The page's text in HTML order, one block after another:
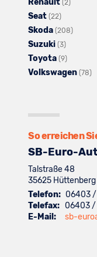
Omoda
von
Opel
anzeigen
Renault (2)
von
Seat (22)
Fahrzeuge
von
Seat
anzeigen
Skoda (208)
Skoda
Suzuki (3)
von
Toyota (9)
Volkswagen (78)
So erreichen
SB-Euro-
Talstraße 48
35625 Hüttenberg
Telefon: 06403
Telefax: 06403 /
E-Mail:
sb-